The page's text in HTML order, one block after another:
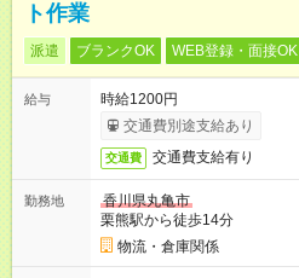
ト作業
派遣 ブランクOK WEB登録・面接OK
給与
時給1200円
交通費別途支給あり
交通費 交通費支給有り
勤務地
香川県丸亀市
栗熊駅から徒歩14分
物流・倉庫関係